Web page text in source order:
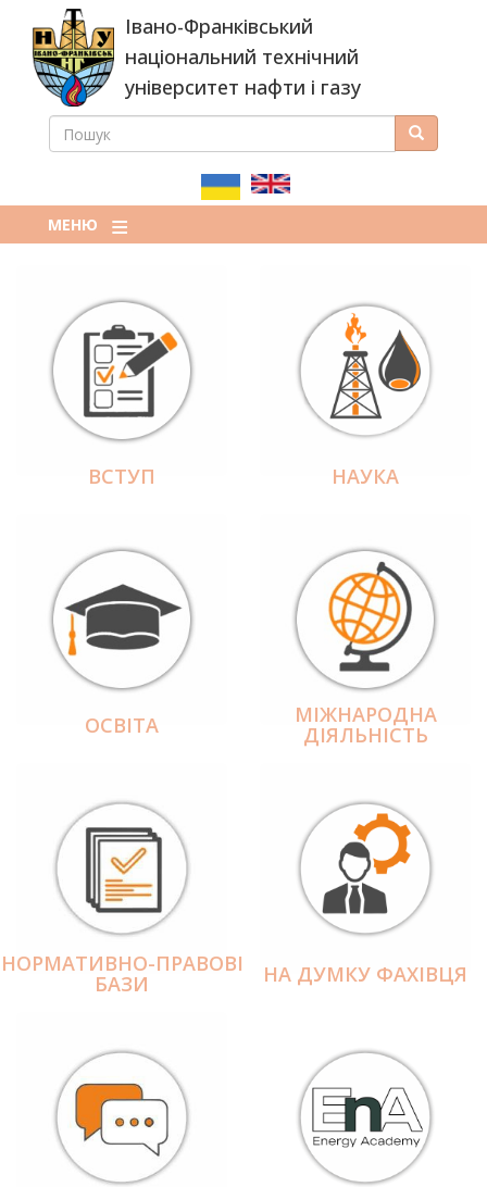
основного
вмісту
Івано-Франківський
національний технічний
університет нафти і газу
ПОШУКОВА
ПОШУК Пошук
МЕНЮ
ВСТУП НАУКА
ОСВІТА МІЖНАРОДНА
ДІЯЛЬНІCТЬ
НОРМАТИВНО-ПРАВОВІ
БАЗИ НА ДУМКУ ФАХІВЦЯ